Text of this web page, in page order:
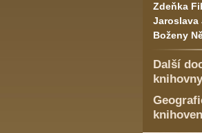
Zdeňka
Jaroslava
Boženy
Další
knihovny
knihoven